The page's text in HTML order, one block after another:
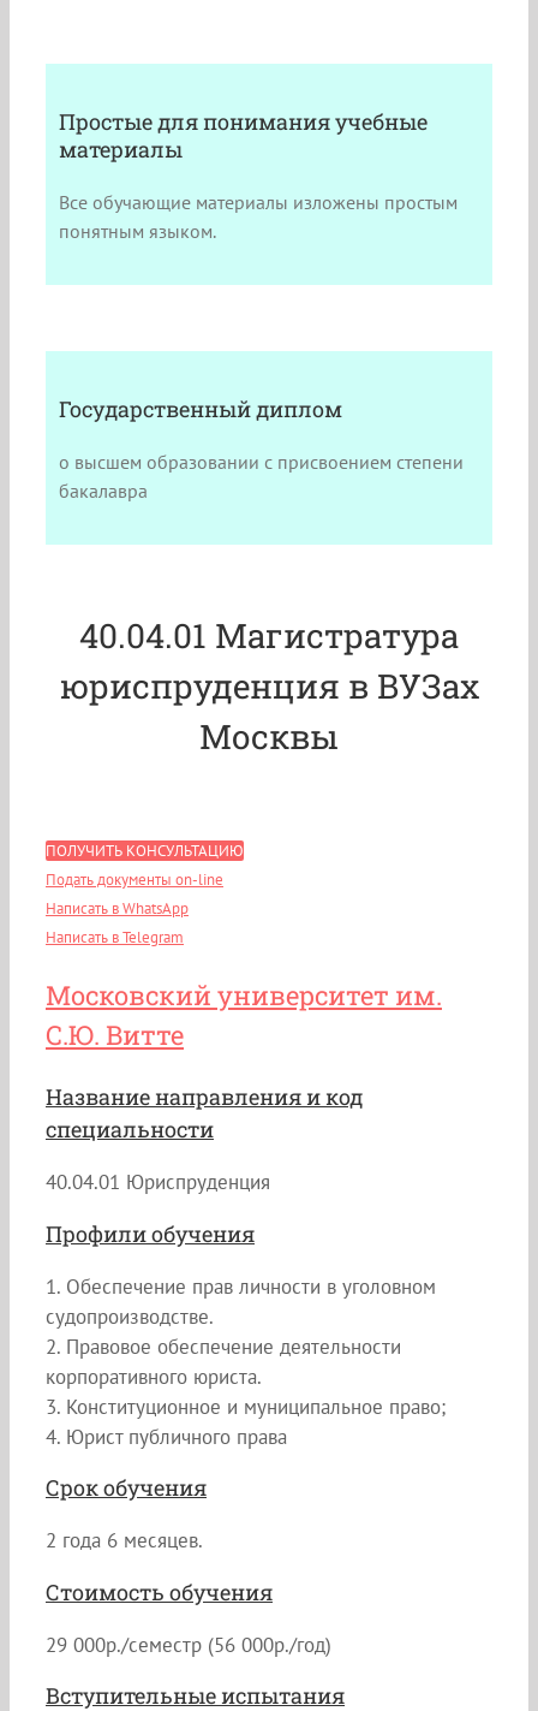
Простые для понимания учебные
материалы
Все обучающие материалы изложены простым
понятным языком.
Государственный диплом
о высшем образовании с присвоением степени
бакалавра
40.04.01 Магистратура
юриспруденция в ВУЗах
Москвы
ПОЛУЧИТЬ КОНСУЛЬТАЦИЮ
Подать документы on-line
Написать в WhatsApp
Написать в Telegram
Московский университет им.
С.Ю. Витте
Название направления и код
специальности
40.04.01 Юриспруденция
Профили обучения
1. Обеспечение прав личности в уголовном
судопроизводстве.
2. Правовое обеспечение деятельности
корпоративного юриста.
3. Конституционное и муниципальное право;
4. Юрист публичного права
Срок обучения
2 года 6 месяцев.
Стоимость обучения
29 000р./семестр (56 000р./год)
Вступительные испытания